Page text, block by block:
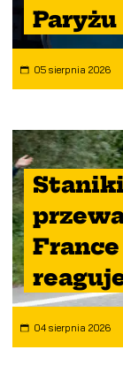
Paryżu
05 sierpnia 2026
France
04 sierpnia 2026